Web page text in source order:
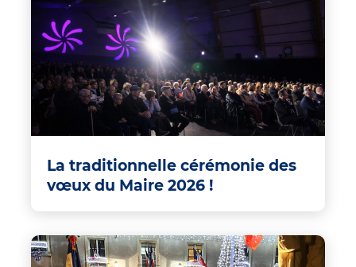
La traditionnelle cérémonie des
vœux du Maire 2026 !